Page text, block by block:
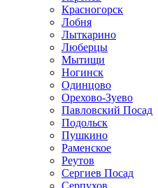
Красногорск
Лобня
Лыткарино
Люберцы
Мытищи
Ногинск
Одинцово
Орехово-Зуево
Павловский Посад
Подольск
Пушкино
Раменское
Реутов
Сергиев Посад
Серпухов